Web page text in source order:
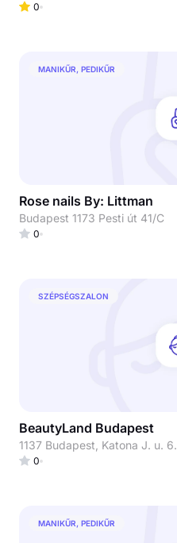
0
MANIKŰR, PEDIKŰR
Rose nails By: Littman
Budapest 1173 Pesti út 41/C
0
SZÉPSÉGSZALON
BeautyLand Budapest
1137 Budapest, Katona J. u. 6.
0
MANIKŰR, PEDIKŰR